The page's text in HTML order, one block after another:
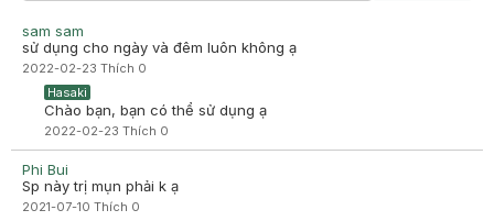
sam sam
sử dụng cho ngày và đêm luôn không ạ
2022-02-23 Thích 0
Hasaki
Chào bạn, bạn có thể sử dụng ạ
2022-02-23 Thích 0
Phi Bui
Sp này trị mụn phải k ạ
2021-07-10 Thích 0